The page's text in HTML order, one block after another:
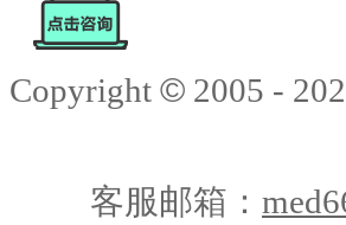
Copyright © 2005 -
客服邮箱：